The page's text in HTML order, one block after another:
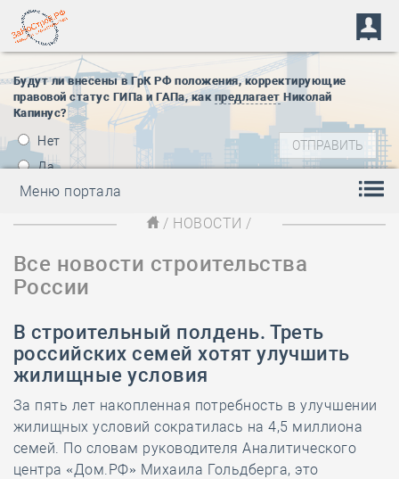
Будут ли внесены в ГрК РФ положения, корректирующие
правовой статус ГИПа и ГАПа, как предлагает Николай
Капинус?
Нет
Да
Меню портала
/ НОВОСТИ /
Все новости строительства
России
В строительный полдень. Треть
российских семей хотят улучшить
жилищные условия
За пять лет накопленная потребность в улучшении
жилищных условий сократилась на 4,5 миллиона
семей. По словам руководителя Аналитического
центра «Дом.РФ» Михаила Гольдберга, это